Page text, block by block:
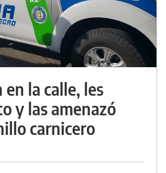
la calle, les
y las amenazó
carnicero